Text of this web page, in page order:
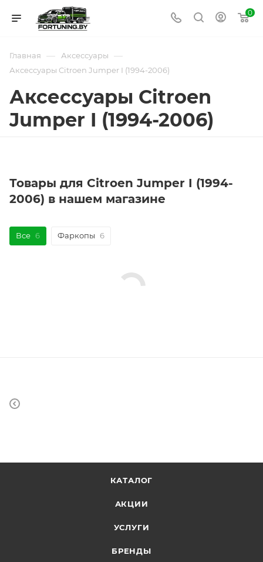
0
Главная — Аксессуары —
Аксессуары Citroen Jumper I (1994-2006)
Аксессуары Citroen
Jumper I (1994-2006)
Товары для Citroen Jumper I (1994-
2006) в нашем магазине
Все 6 Фаркопы 6
КАТАЛОГ
АКЦИИ
УСЛУГИ
БРЕНДЫ